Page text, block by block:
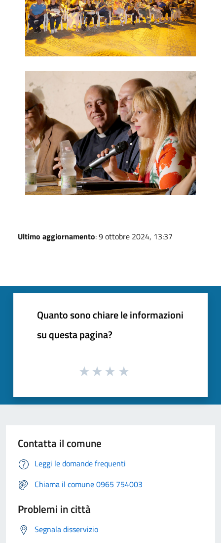
Ultimo aggiornamento: 9 ottobre 2024, 13:37
Quanto sono chiare le informazioni
su questa pagina?
Contatta il comune
Leggi le domande frequenti
Chiama il comune 0965 754003
Problemi in città
Segnala disservizio